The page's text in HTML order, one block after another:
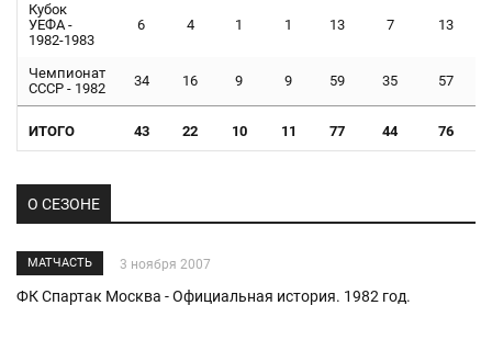
Кубок
УЕФА -
1982-1983
6 4 1 1 13 7 13
Чемпионат
СССР - 1982
34 16 9 9 59 35 57
ИТОГО 43 22 10 11 77 44 76
О СЕЗОНЕ
МАТЧАСТЬ 3 ноября 2007
ФК Спартак Москва - Официальная история. 1982 год.